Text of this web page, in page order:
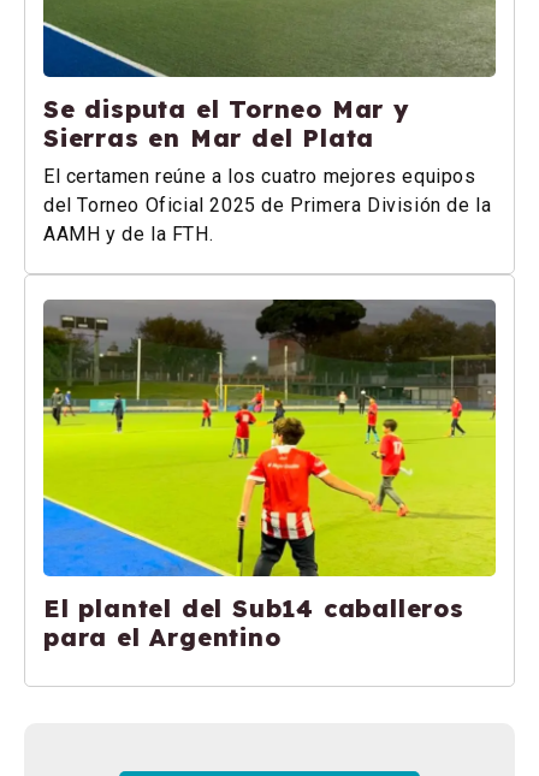
Se disputa el Torneo Mar y
Sierras en Mar del Plata
El certamen reúne a los cuatro mejores equipos
del Torneo Oficial 2025 de Primera División de la
AAMH y de la FTH.
El plantel del Sub14 caballeros
para el Argentino